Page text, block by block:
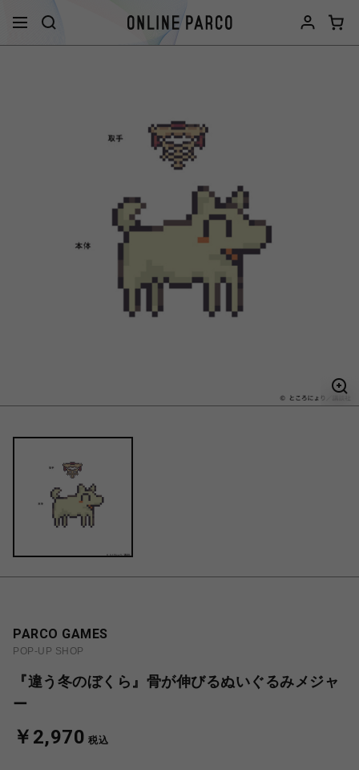
PARCO GAMES
POP-UP SHOP
『違う冬のぼくら』骨が伸びるぬいぐるみメジャ
ー
￥2,970 税込